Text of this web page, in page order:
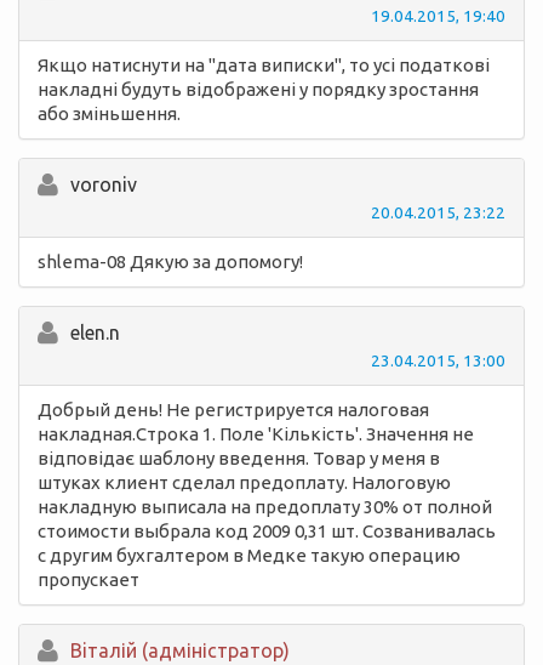
19.04.2015, 19:40
Якщо натиснути на "дата виписки", то усі податкові
накладні будуть відображені у порядку зростання
або зміньшення.
voroniv
20.04.2015, 23:22
shlema-08 Дякую за допомогу!
elen.n
23.04.2015, 13:00
Добрый день! Не регистрируется налоговая
накладная.Строка 1. Поле 'Кількість'. Значення не
відповідає шаблону введення. Товар у меня в
штуках клиент сделал предоплату. Налоговую
накладную выписала на предоплату 30% от полной
стоимости выбрала код 2009 0,31 шт. Созванивалась
с другим бухгалтером в Медке такую операцию
пропускает
Вiталій (адміністратор)